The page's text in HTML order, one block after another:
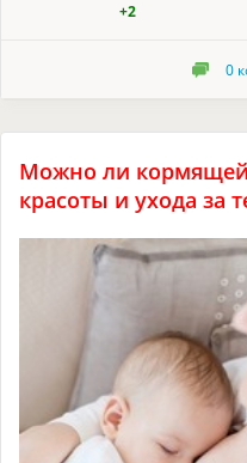
+2
0
Можно ли
красоты и ухода за